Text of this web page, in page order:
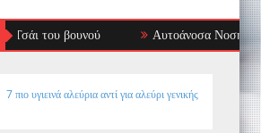
Αυτοάνοσα Νοσήματα: Όταν το
7 πιο υγιεινά αλεύρια αντί για αλεύρι γενικής